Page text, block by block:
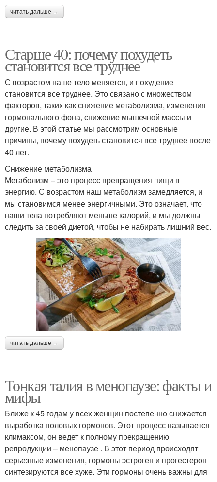
читать дальше →
Старше 40: почему похудеть
становится все труднее
С возрастом наше тело меняется, и похудение
становится все труднее. Это связано с множеством
факторов, таких как снижение метаболизма, изменения
гормонального фона, снижение мышечной массы и
другие. В этой статье мы рассмотрим основные
причины, почему похудеть становится все труднее после
40 лет.
Снижение метаболизма
Метаболизм – это процесс превращения пищи в
энергию. С возрастом наш метаболизм замедляется, и
мы становимся менее энергичными. Это означает, что
наши тела потребляют меньше калорий, и мы должны
следить за своей диетой, чтобы не набирать лишний вес.
читать дальше →
Тонкая талия в менопаузе: факты и
мифы
Ближе к 45 годам у всех женщин постепенно снижается
выработка половых гормонов. Этот процесс называется
климаксом, он ведет к полному прекращению
репродукции – менопаузе . В этот период происходят
серьезные изменения, гормоны эстроген и прогестерон
синтезируются все хуже. Эти гормоны очень важны для